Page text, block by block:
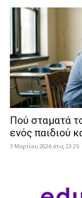
Πού σταματά
ενός παιδιού
3 Μαρτίου 2026 στις 23:25